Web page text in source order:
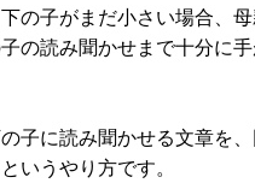
の子がまだ小さい場合、
の読み聞かせまで十分に
子に読み聞かせる文章を
いうやり方です。